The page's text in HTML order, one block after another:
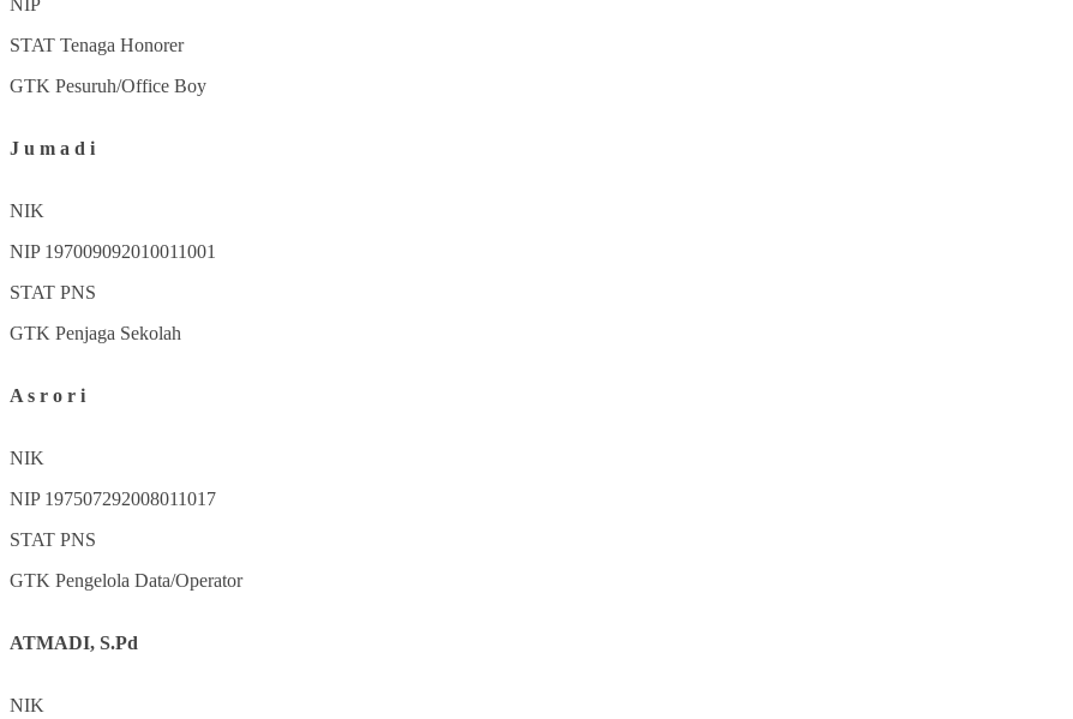
NIP
STAT Tenaga Honorer
GTK Pesuruh/Office Boy
J u m a d i
NIK
NIP 197009092010011001
STAT PNS
GTK Penjaga Sekolah
A s r o r i
NIK
NIP 197507292008011017
STAT PNS
GTK Pengelola Data/Operator
ATMADI, S.Pd
NIK